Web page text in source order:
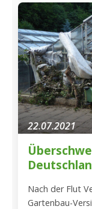
22.07.2021
Nach der Flut
Gartenbau-